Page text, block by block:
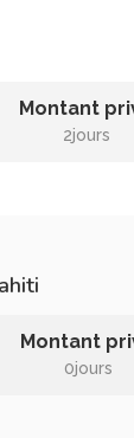
Montant
2jours
Montant
0jours